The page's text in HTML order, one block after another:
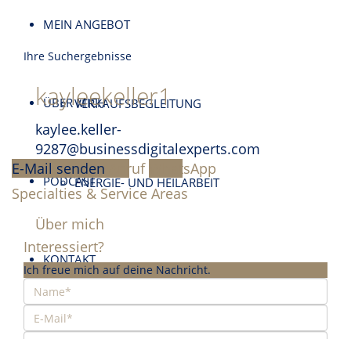
MEIN ANGEBOT
VERKAUFSBEGLEITUNG
ENERGIE- UND HEILARBEIT
ÜBER MICH
PODCAST
KONTAKT
Ihre Suchergebnisse
kayleekeller1
kaylee.keller-
9287@businessdigitalexperts.com
E-Mail senden
Anruf
WhatsApp
Specialties & Service Areas
Über mich
Interessiert?
Ich freue mich auf deine Nachricht.